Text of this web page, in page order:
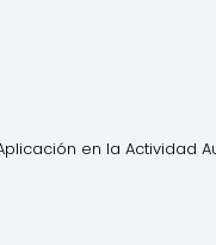
en la Actividad